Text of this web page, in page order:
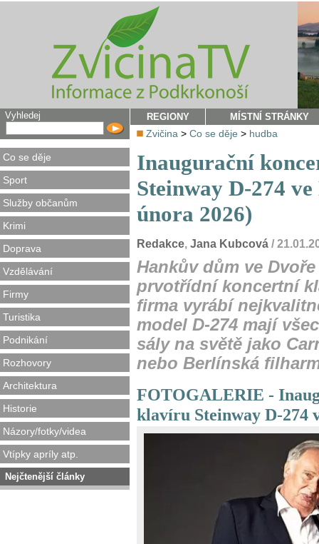
Vyhledej
Co se děje
Sport
Služby občanům
Krimi
Doprava
Vzdělávání
Firmy
Turistika
Podnikání
Rozhovory
Architektura
Historie
Názory/fotky/videa
Vtípky apríly atp.
Nejčtenější články
REGIONY MÍSTNÍ STRÁNKY
Zvičina > Co se děje > hudba
Inaugurační
Steinway D-274
února 2026)
Redakce, Jana Kubcová /
Hankův dům ve
prvotřídní koncertní
firma vyrábí
model D-274 mají
sály na světě jako
nebo Berlínská
FOTOGALERIE -
klavíru Steinway D-274